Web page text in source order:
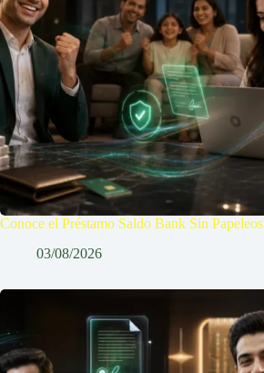
Conoce el Préstamo Saldo Bank Sin Papeleos
03/08/2026